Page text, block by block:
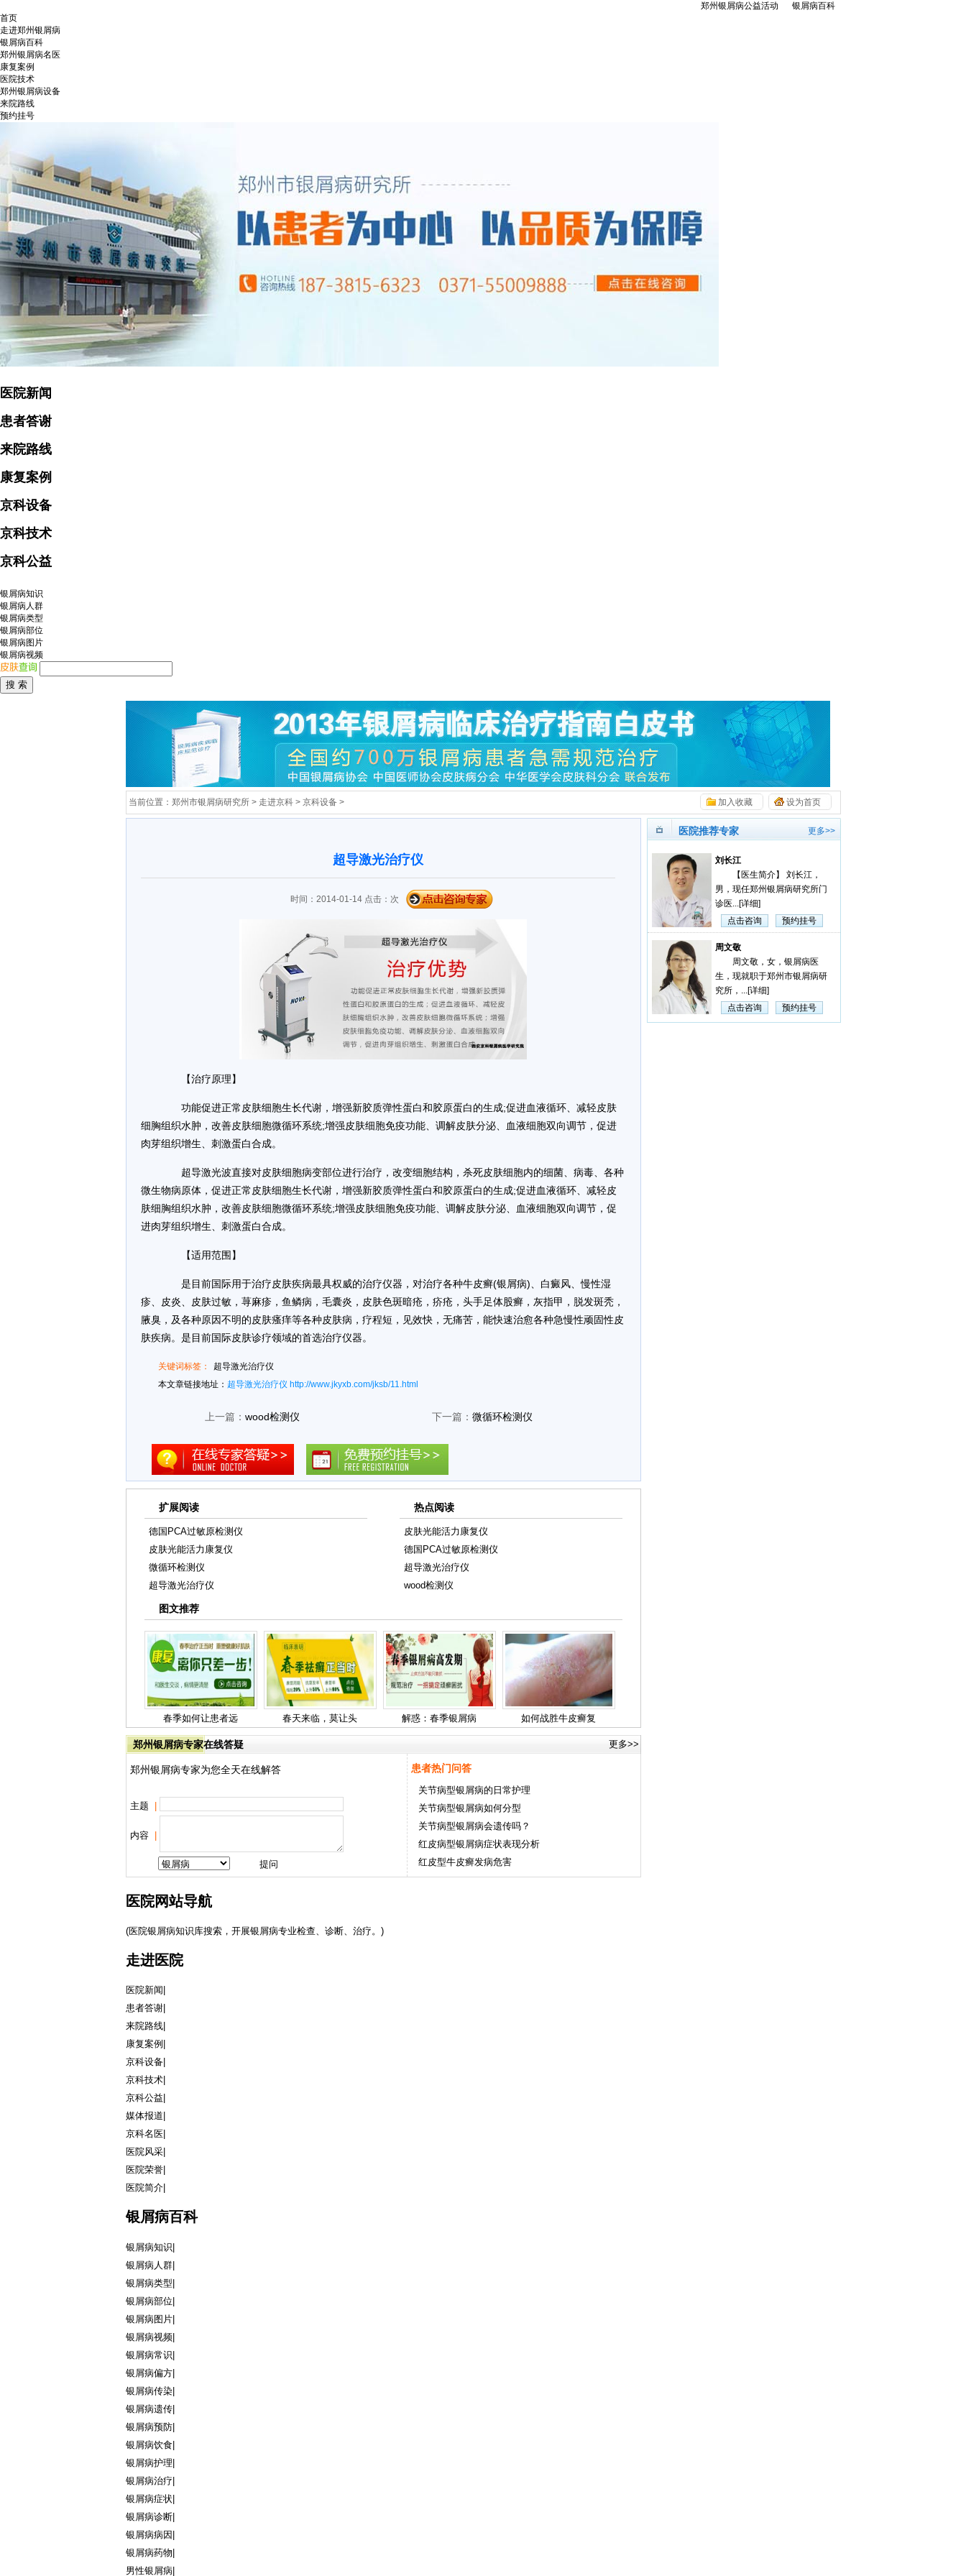
郑州银屑病公益活动
银屑病百科
首页
走进郑州银屑病
银屑病百科
郑州银屑病名医
康复案例
医院技术
郑州银屑病设备
来院路线
预约挂号
医院新闻
患者答谢
来院路线
康复案例
京科设备
京科技术
京科公益
银屑病知识
银屑病人群
银屑病类型
银屑病部位
银屑病图片
银屑病视频
当前位置： 郑州市银屑病研究所> 走进京科> 京科设备 > 加入收藏 设为首页
超导激光治疗仪
时间：2014-01-14 点击： 次
【治疗原理】
功能促进正常皮肤细胞生长代谢，增强新胶质弹性蛋白和胶原蛋白的生成;促进血液循环、减轻皮肤
细胸组织水肿，改善皮肤细胞微循环系统;增强皮肤细胞免疫功能、调解皮肤分泌、血液细胞双向调节，促进
肉芽组织增生、刺激蛋白合成。
超导激光波直接对皮肤细胞病变部位进行治疗，改变细胞结构，杀死皮肤细胞内的细菌、病毒、各种
微生物病原体，促进正常皮肤细胞生长代谢，增强新胶质弹性蛋白和胶原蛋白的生成;促进血液循环、减轻皮
肤细胸组织水肿，改善皮肤细胞微循环系统;增强皮肤细胞免疫功能、调解皮肤分泌、血液细胞双向调节，促
进肉芽组织增生、刺激蛋白合成。
【适用范围】
是目前国际用于治疗皮肤疾病最具权威的治疗仪器，对治疗各种牛皮癣(银屑病)、白癜风、慢性湿
疹、皮炎、皮肤过敏，荨麻疹，鱼鳞病，毛囊炎，皮肤色斑暗疮，疥疮，头手足体股癣，灰指甲，脱发斑秃，
腋臭，及各种原因不明的皮肤瘙痒等各种皮肤病，疗程短，见效快，无痛苦，能快速治愈各种急慢性顽固性皮
肤疾病。是目前国际皮肤诊疗领域的首选治疗仪器。
关键词标签：
超导激光治疗仪
本文章链接地址： 超导激光治疗仪 http://www.jkyxb.com/jksb/11.html
上一篇： wood检测仪 下一篇： 微循环检测仪
扩展阅读
德国PCA过敏原检测仪
皮肤光能活力康复仪
微循环检测仪
超导激光治疗仪
热点阅读
皮肤光能活力康复仪
德国PCA过敏原检测仪
超导激光治疗仪
wood检测仪
图文推荐
春季如何让患者远 春天来临，莫让头 解惑：春季银屑病 如何战胜牛皮癣复
郑州银屑病专家在线答疑 更多>>
郑州银屑病专家为您全天在线解答
主题 |
内容
患者热门问答
关节病型银屑病的日常护理
关节病型银屑病如何分型
关节病型银屑病会遗传吗？
红皮病型银屑病症状表现分析
红皮型牛皮癣发病危害
医院推荐专家 更多>>
刘长江
【医生简介】 刘长江，
男，现任郑州银屑病研究所门
诊医... [详细]
预约挂号
点击咨询
周文敬
周文敬，女，银屑病医
生，现就职于郑州市银屑病研
究所，... [详细]
预约挂号
点击咨询
医院网站导航
(医院银屑病知识库搜索，开展银屑病专业检查、诊断、治疗。)
走进医院
医院新闻
患者答谢|
来院路线|
康复案例
京科设备
京科技术|
京科公益
媒体报道
京科名医|
医院风采|
医院荣誉|
医院简介|
银屑病百科
银屑病知识|
银屑病人群|
银屑病类型|
银屑病部位|
银屑病图片|
银屑病视频|
银屑病常识|
银屑病偏方|
银屑病传染|
银屑病遗传|
银屑病预防|
银屑病饮食|
银屑病护理|
银屑病治疗|
银屑病症状|
银屑病诊断|
银屑病病因|
银屑病药物|
男性银屑病|